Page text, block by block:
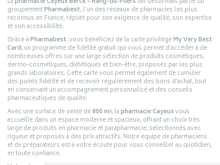
groupementPharmabest, l’un des réseaux de pharmacies les plus
reconnus en France, réputé pour son exigence de qualité, son expertise
et son accessibilité.
Grâce àPharmabest, vous bénéficiez de la carte privilègeMy Very Best
Card, un programme de fidélité gratuit qui vous permet d’accéder à de
nombreuses offres sur une large sélection de produits cosmétiques,
dermo-cosmétiques, diététiques et bien-être, proposés par les plus
grands laboratoires. Cette carte vous permet également de cumuler
des points fidélité et de recevoir régulièrement des bons d’achat, tout
en conservant un accompagnement personnalisé et des conseils
pharmaceutiques de qualité.
Avec une surface de vente de800 m², lapharmacie Cayeuxvous
accueille dans un espace moderne et spacieux, offrant un choix très
large de produits en pharmacie et parapharmacie, sélectionnés avec
rigueur et proposés à des prix attractifs. Notre équipe de pharmaciens
et de préparateurs est à votre écoute pour vous conseiller au quotidien,
en toute confiance.